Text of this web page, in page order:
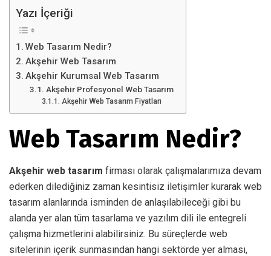
Yazı İçeriği
Web Tasarım Nedir?
Akşehir Web Tasarım
Akşehir Kurumsal Web Tasarım
Akşehir Profesyonel Web Tasarım
Akşehir Web Tasarım Fiyatları
Web Tasarım Nedir?
Akşehir web tasarım firması olarak çalışmalarımıza devam
ederken dilediğiniz zaman kesintisiz iletişimler kurarak web
tasarım alanlarında isminden de anlaşılabileceği gibi bu
alanda yer alan tüm tasarlama ve yazılım dili ile entegreli
çalışma hizmetlerini alabilirsiniz. Bu süreçlerde web
sitelerinin içerik sunmasından hangi sektörde yer alması,